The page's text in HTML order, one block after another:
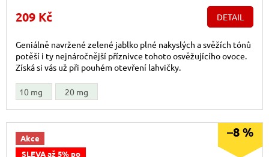
209 Kč DETAIL
Geniálně navržené zelené jablko plné nakyslých a svěžích tónů
potěší i ty nejnáročnější příznivce tohoto osvěžujícího ovoce.
Získá si vás už při pouhém otevření lahvičky.
10 mg 20 mg
Akce
SLEVA až 5% po
–8 %